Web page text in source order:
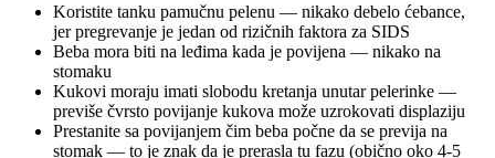
Koristite tanku pamučnu pelenu — nikako debelo ćebance,
jer pregrevanje je jedan od rizičnih faktora za SIDS
Beba mora biti na leđima kada je povijena — nikako na
stomaku
Kukovi moraju imati slobodu kretanja unutar pelerinke —
previše čvrsto povijanje kukova može uzrokovati displaziju
Prestanite sa povijanjem čim beba počne da se previja na
stomak — to je znak da je prerasla tu fazu (obično oko 4-5